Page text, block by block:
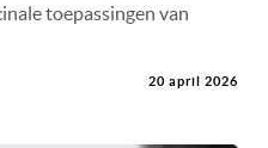
toepassingen van
20 april 2026